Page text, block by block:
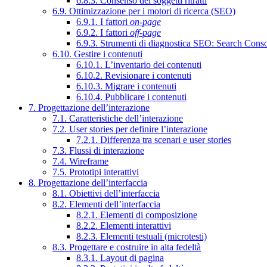
6.9. Ottimizzazione per i motori di ricerca (SEO)
6.9.1. I fattori on-page
6.9.2. I fattori off-page
6.9.3. Strumenti di diagnostica SEO: Search
6.10. Gestire i contenuti
6.10.1. L’inventario dei contenuti
6.10.2. Revisionare i contenuti
6.10.3. Migrare i contenuti
6.10.4. Pubblicare i contenuti
7. Progettazione dell’interazione
7.1. Caratteristiche dell’interazione
7.2. User stories per definire l’interazione
7.2.1. Differenza tra scenari e user stories
7.3. Flussi di interazione
7.4. Wireframe
7.5. Prototipi interattivi
8. Progettazione dell’interfaccia
8.1. Obiettivi dell’interfaccia
8.2. Elementi dell’interfaccia
8.2.1. Elementi di composizione
8.2.2. Elementi interattivi
8.2.3. Elementi testuali (microtesti)
8.3. Progettare e costruire in alta fedeltà
8.3.1. Layout di pagina